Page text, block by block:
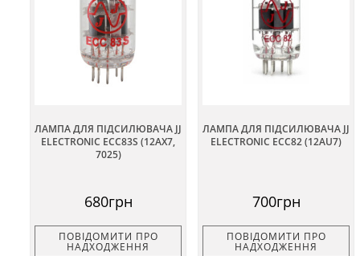
ЛАМПА ДЛЯ ПІДСИЛЮВАЧА JJ
ELECTRONIC ECC83S (12AX7,
7025)
680грн
ПОВІДОМИТИ ПРО
НАДХОДЖЕННЯ
ЛАМПА ДЛЯ ПІДСИЛЮВАЧА JJ
ELECTRONIC ECC82 (12AU7)
700грн
ПОВІДОМИТИ ПРО
НАДХОДЖЕННЯ